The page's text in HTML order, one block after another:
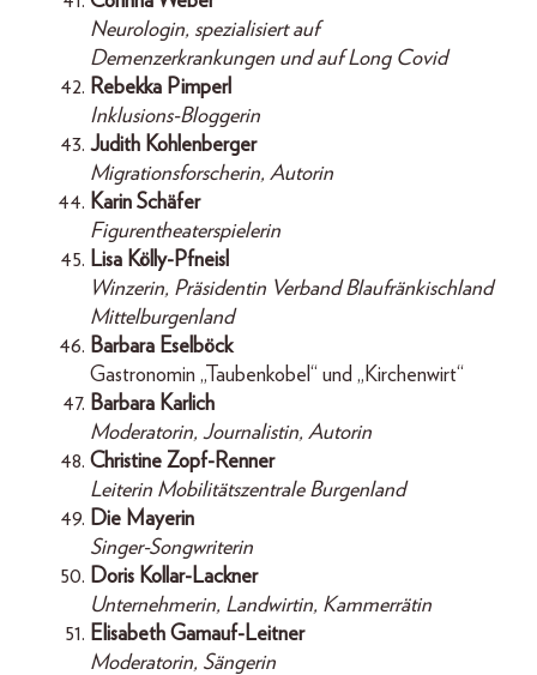
Neurologin, spezialisiert auf
Demenzerkrankungen und auf Long Covid
Rebekka Pimperl
Inklusions-Bloggerin
Judith Kohlenberger
Migrationsforscherin, Autorin
Karin Schäfer
Figurentheaterspielerin
Lisa Kölly-Pfneisl
Winzerin, Präsidentin Verband Blaufränkischland
Mittelburgenland
Barbara Eselböck
Gastronomin „Taubenkobel“ und „Kirchenwirt“
Barbara Karlich
Moderatorin, Journalistin, Autorin
Christine Zopf-Renner
Leiterin Mobilitätszentrale Burgenland
Die Mayerin
Singer-Songwriterin
Doris Kollar-Lackner
Unternehmerin, Landwirtin, Kammerrätin
Elisabeth Gamauf-Leitner
Moderatorin, Sängerin